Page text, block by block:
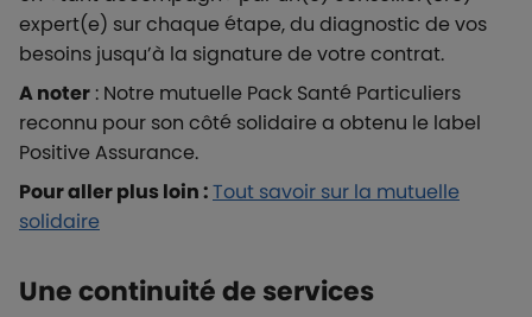
expert(e) sur chaque étape, du diagnostic de vos
besoins jusqu’à la signature de votre contrat.
A noter : Notre mutuelle Pack Santé Particuliers
reconnu pour son côté solidaire a obtenu le label
Positive Assurance.
Pour aller plus loin :Tout savoir sur la mutuelle
solidaire
Une continuité de services